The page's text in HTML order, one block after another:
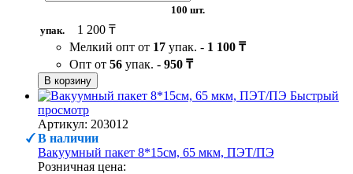
100 шт.
упак.
1 200 ₸
Мелкий опт от 17 упак. - 1 100 ₸
Опт от 56 упак. - 950 ₸
В корзину
Быстрый
просмотр
Артикул: 203012
В наличии
Вакуумный пакет 8*15см, 65 мкм, ПЭТ/ПЭ
Розничная цена: